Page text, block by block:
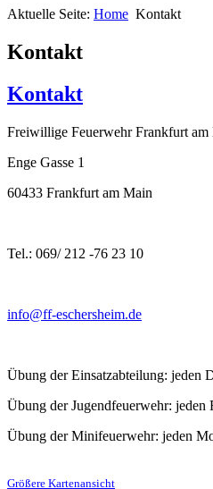
Aktuelle Seite: Home Kontakt
Kontakt
Kontakt
Freiwillige Feuerwehr Frankfurt am
Enge Gasse 1
60433 Frankfurt am Main
Tel.: 069/ 212 -76 23 10
info@ff-eschersheim.de
Übung der Einsatzabteilung: jeden
Übung der Jugendfeuerwehr: jeden
Übung der Minifeuerwehr: jeden
Größere Kartenansicht